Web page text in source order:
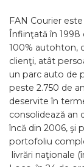
FAN Courier
Înfiinţată în
100% autohton,
clienţi, atât
un parc auto de
peste 2.750 de
deservite în
consolidează an
încă din 2006, şi
portofoliu
livrări naţionale